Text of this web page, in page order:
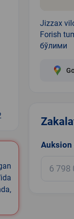
Jizzax
Forish
бўлими
Auksion